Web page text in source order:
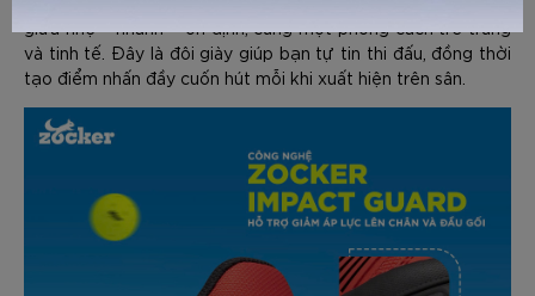
giữa nhẹ – nhanh – ổn định, cùng một phong cách trẻ trung
và tinh tế. Đây là đôi giày giúp bạn tự tin thi đấu, đồng thời
tạo điểm nhấn đầy cuốn hút mỗi khi xuất hiện trên sân.
GỬI TƯ VẤN HỦY